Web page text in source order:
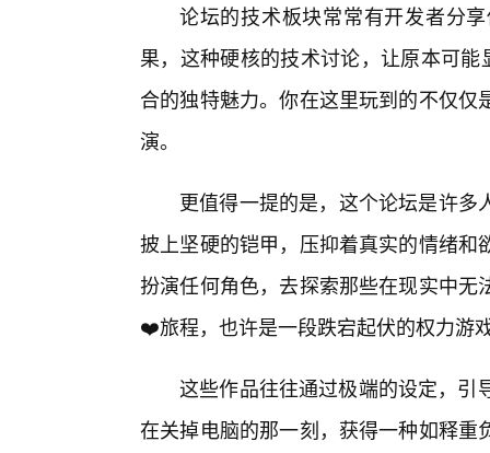
论坛的技术板块常常有开发者分
果，这种硬核的技术讨论，让原本可
合的独特魅力。你在这里玩到的不仅
演。
更值得一提的是，这个论坛是许
披上坚硬的铠甲，压抑着真实的情绪
扮演任何角色，去探索那些在现实中
❤️旅程，也许是一段跌宕起伏的权力游
这些作品往往通过极端的设定，引
在关掉电脑的那一刻，获得一种如释